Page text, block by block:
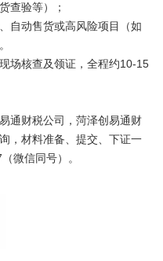
查验等）；
自动售货或高风险项目（如
场核查及领证，全程约10-15
通财税公司，菏泽创易通财
，材料准备、提交、下证一
微信同号）。